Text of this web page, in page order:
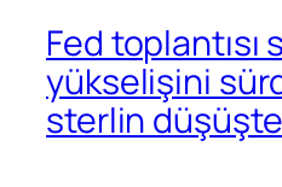
Fed toplantısı
yükselişini
sterlin düşüşte